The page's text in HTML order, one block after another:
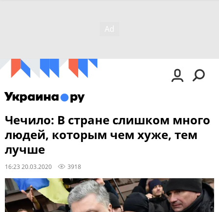
Чечило: В стране слишком много
людей, которым чем хуже, тем
лучше
16:23 20.03.2020 3918